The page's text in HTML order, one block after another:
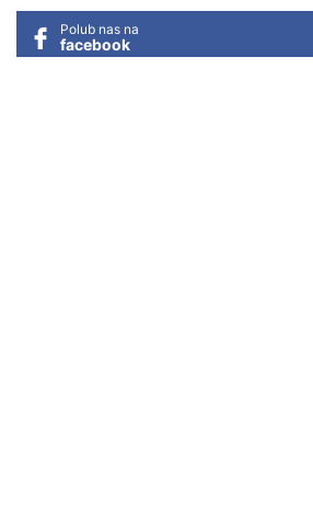
Polub nas na
facebook